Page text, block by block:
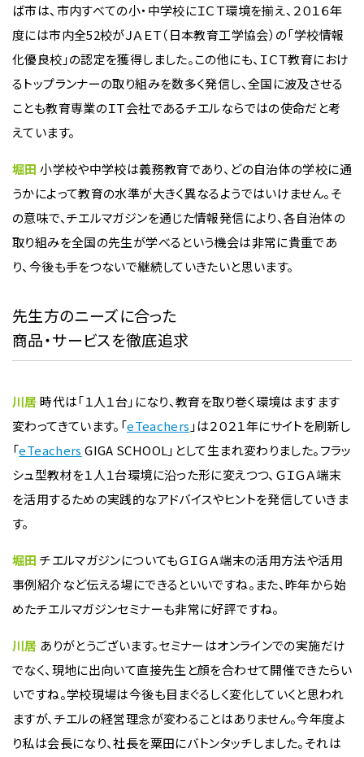
ば市は、市内すべての小・中学校にＩＣＴ環境を揃え、２０１６年
度には市内全52校がＪＡＥＴ（日本教育工学協会）の「学校情報
化優良校」の認定を獲得しました。この他にも、ＩＣＴ教育におけ
るトップランナーの取り組みを数多く発信し、全国に波及させる
ことも教育専業のＩＴ会社であるチエルならではの使命だと考
えています。
堀田小学校や中学校は義務教育であり、どの自治体の学校に通
うかによって教育の水準が大きく異なるようではいけません。そ
の意味で、チエルマガジンを通じた情報発信により、各自治体の
取り組みを全国の先生が学べるという機会は非常に貴重であ
り、今後も手をつないで継続していきたいと思います。
先生方のニーズに合った
商品・サービスを徹底追求
川居時代は「１人１台」になり、教育を取り巻く環境はますます
変わってきています。「eTeachers 」は２０２１年にサイトを刷新し
「eTeachers GIGA SCHOOL」として生まれ変わりました。フラッ
シュ型教材を１人１台環境に沿った形に変えつつ、ＧＩＧＡ端末
を活用するための実践的なアドバイスやヒントを発信していきま
す。
堀田チエルマガジンについてもＧＩＧＡ端末の活用方法や活用
事例紹介など伝える場にできるといいですね。また、昨年から始
めたチエルマガジンセミナーも非常に好評ですね。
川居 ありがとうございます。セミナーはオンラインでの実施だけ
でなく、現地に出向いて直接先生と顔を合わせて開催できたらい
いですね。学校現場は今後も目まぐるしく変化していくと思われ
ますが、チエルの経営理念が変わることはありません。今年度よ
り私は会長になり、社長を粟田にバトンタッチしました。それは